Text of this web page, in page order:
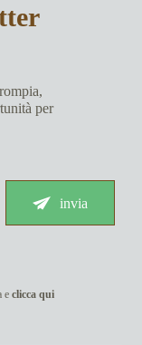
per
invia
e clicca qui